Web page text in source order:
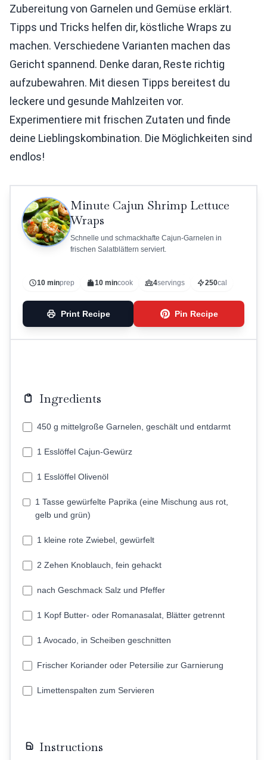
Zubereitung von Garnelen und Gemüse erklärt.
Tipps und Tricks helfen dir, köstliche Wraps zu
machen. Verschiedene Varianten machen das
Gericht spannend. Denke daran, Reste richtig
aufzubewahren. Mit diesen Tipps bereitest du
leckere und gesunde Mahlzeiten vor.
Experimentiere mit frischen Zutaten und finde
deine Lieblingskombination. Die Möglichkeiten sind
endlos!
Minute Cajun Shrimp Lettuce
Wraps
Schnelle und schmackhafte Cajun-Garnelen in
frischen Salatblättern serviert.
10 minprep 10 mincook 4servings 250cal
Print Recipe Pin Recipe
Ingredients
450 g mittelgroße Garnelen, geschält und entdarmt
1 Esslöffel Cajun-Gewürz
1 Esslöffel Olivenöl
1 Tasse gewürfelte Paprika (eine Mischung aus rot,
gelb und grün)
1 kleine rote Zwiebel, gewürfelt
2 Zehen Knoblauch, fein gehackt
nach Geschmack Salz und Pfeffer
1 Kopf Butter- oder Romanasalat, Blätter getrennt
1 Avocado, in Scheiben geschnitten
Frischer Koriander oder Petersilie zur Garnierung
Limettenspalten zum Servieren
Instructions